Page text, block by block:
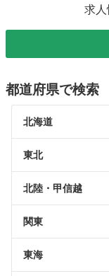
求人
都道府県で検索
北海道
東北
北陸・甲信越
関東
東海